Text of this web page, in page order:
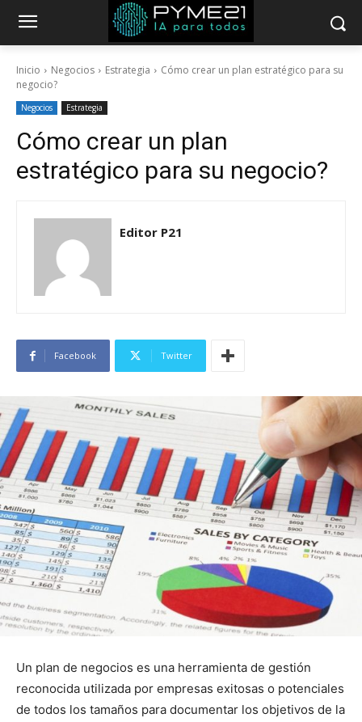
Inicio Negocios Estrategia
Cómo crear un plan estratégico para su
negocio?
Negocios Estrategia
Cómo crear un plan
estratégico para su negocio?
Editor P21
Facebook Twitter
Un plan de negocios es una herramienta de gestión
reconocida utilizada por empresas exitosas o potenciales
de todos los tamaños para documentar los objetivos de la